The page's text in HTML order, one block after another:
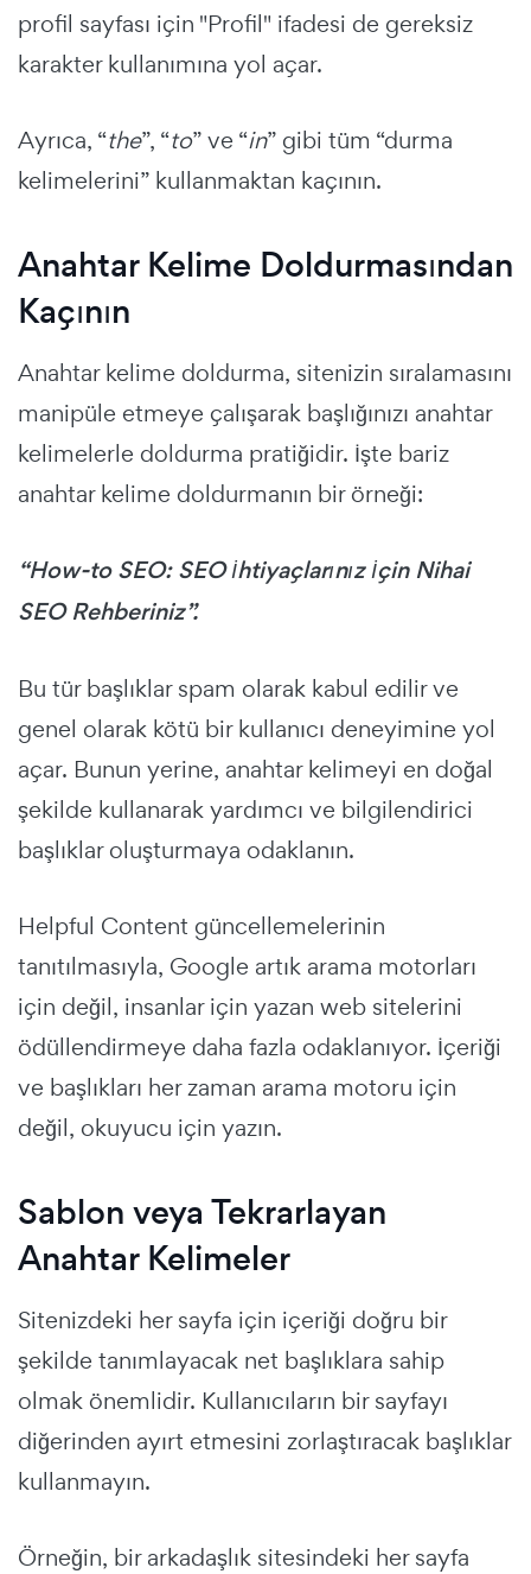
profil sayfası için "Profil" ifadesi de gereksiz
karakter kullanımına yol açar.
Ayrıca, “the”, “to” ve “in” gibi tüm “durma
kelimelerini” kullanmaktan kaçının.
Anahtar Kelime Doldurmasından
Kaçının
Anahtar kelime doldurma, sitenizin sıralamasını
manipüle etmeye çalışarak başlığınızı anahtar
kelimelerle doldurma pratiğidir. İşte bariz
anahtar kelime doldurmanın bir örneği:
“How-to SEO: SEO İhtiyaçlarınız İçin Nihai
SEO Rehberiniz”.
Bu tür başlıklar spam olarak kabul edilir ve
genel olarak kötü bir kullanıcı deneyimine yol
açar. Bunun yerine, anahtar kelimeyi en doğal
şekilde kullanarak yardımcı ve bilgilendirici
başlıklar oluşturmaya odaklanın.
Helpful Content güncellemelerinin
tanıtılmasıyla, Google artık arama motorları
için değil, insanlar için yazan web sitelerini
ödüllendirmeye daha fazla odaklanıyor. İçeriği
ve başlıkları her zaman arama motoru için
değil, okuyucu için yazın.
Sablon veya Tekrarlayan
Anahtar Kelimeler
Sitenizdeki her sayfa için içeriği doğru bir
şekilde tanımlayacak net başlıklara sahip
olmak önemlidir. Kullanıcıların bir sayfayı
diğerinden ayırt etmesini zorlaştıracak başlıklar
kullanmayın.
Örneğin, bir arkadaşlık sitesindeki her sayfa